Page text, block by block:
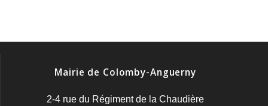
Mairie de Colomby-Anguerny
2-4 rue du Régiment de la Chaudière